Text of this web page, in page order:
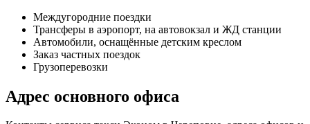
Междугородние поездки
Трансферы в аэропорт, на автовокзал и ЖД станции
Автомобили, оснащённые детским креслом
Заказ частных поездок
Грузоперевозки
Адрес основного офиса